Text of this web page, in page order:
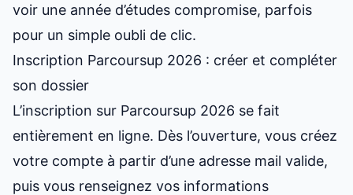
voir une année d’études compromise, parfois
pour un simple oubli de clic.
Inscription Parcoursup 2026 : créer et compléter
son dossier
L’inscription sur Parcoursup 2026 se fait
entièrement en ligne. Dès l’ouverture, vous créez
votre compte à partir d’une adresse mail valide,
puis vous renseignez vos informations